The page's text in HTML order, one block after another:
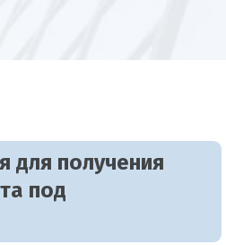
для получения
под